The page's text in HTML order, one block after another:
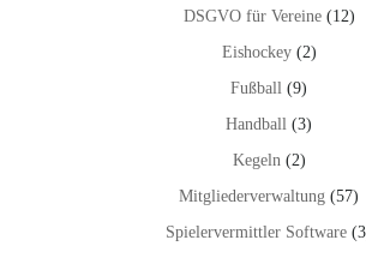
DSGVO für Vereine(12)
Eishockey(2)
Fußball (9)
Handball (3)
Kegeln(2)
Mitgliederverwaltung (57)
Spielervermittler Software